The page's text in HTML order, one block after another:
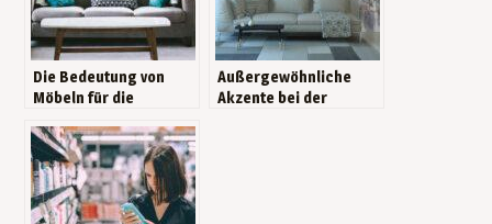
Die Bedeutung von
Möbeln für die
Außergewöhnliche
Akzente bei der